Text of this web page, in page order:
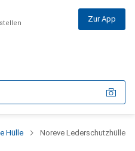
Zur App
Hülle Noreve Lederschutzhülle